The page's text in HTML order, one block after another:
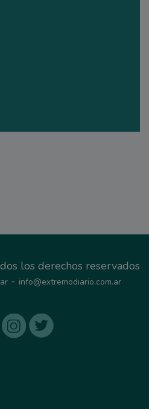
los derechos reservados
- info@extremodiario.com.ar